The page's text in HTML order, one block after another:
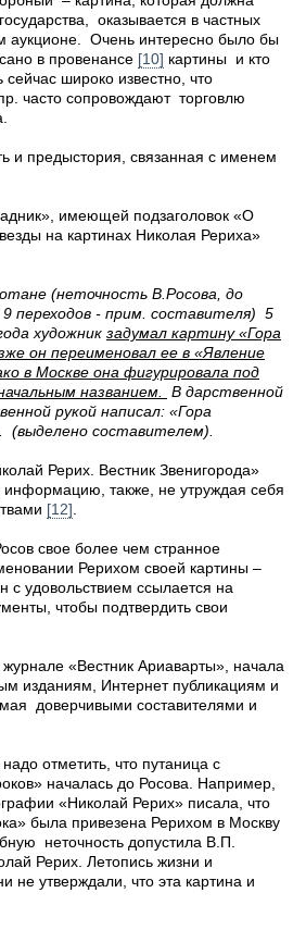
оказывается в частных
аукционе. Очень интересно было бы
в провенансе [10] картины и кто
сейчас широко известно, что
часто сопровождают торговлю
и предыстория, связанная с именем
имеющей подзаголовок «О
на картинах Николая Рериха»
(неточность В.Росова, до
переходов - прим. составителя) 5
художник задумал картину «Гора
он переименовал ее в «Явление
в Москве она фигурировала под
названием.
В дарственной
рукой написал: «Гора
. (выделено составителем).
Рерих. Вестник Звенигорода»
информацию, также, не утруждая себя
[12].
свое более чем странное
Рерихом своей картины –
с удовольствием ссылается на
чтобы подтвердить свои
«Вестник Ариаварты», начала
изданиям, Интернет публикациям и
доверчивыми составителями и
отметить, что путаница с
началась до Росова. Например,
«Николай Рерих» писала, что
была привезена Рерихом в Москву
неточность допустила В.П.
Рерих. Летопись жизни и
не утверждали, что эта картина и